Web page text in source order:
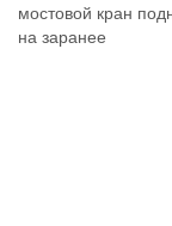
мостовой кран
на заранее